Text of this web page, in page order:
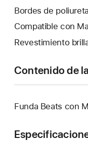
Bordes de
Compatible con
Revestimiento
Contenido de
Funda Beats con